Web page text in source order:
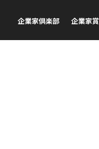
企業家倶楽部 企業家賞